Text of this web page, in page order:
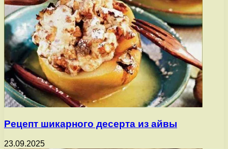
Рецепт шикарного десерта из айвы
23.09.2025